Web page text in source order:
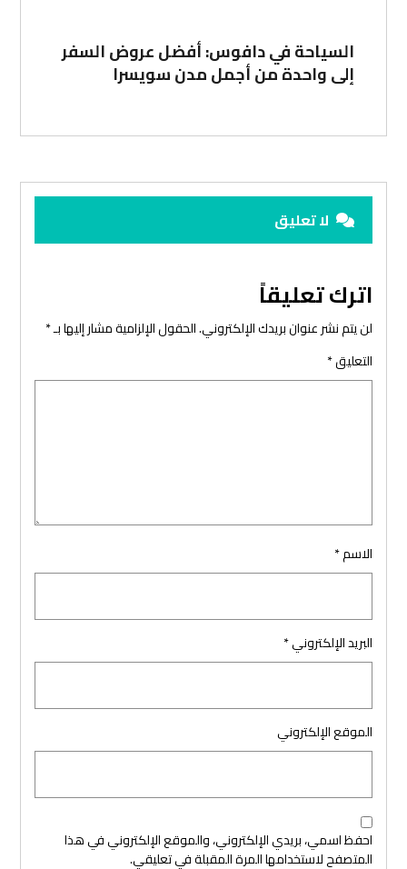
السياحة في دافوس: أفضل عروض السفر
إلى واحدة من أجمل مدن سويسرا
لا تعليق
اترك تعليقاً
لن يتم نشر عنوان بريدك الإلكتروني.الحقول الإلزامية مشار إليها بـ*
التعليق*
الاسم*
البريد الإلكتروني*
الموقع الإلكتروني
احفظ اسمي، بريدي الإلكتروني، والموقع الإلكتروني في هذا
المتصفح لاستخدامها المرة المقبلة في تعليقي.